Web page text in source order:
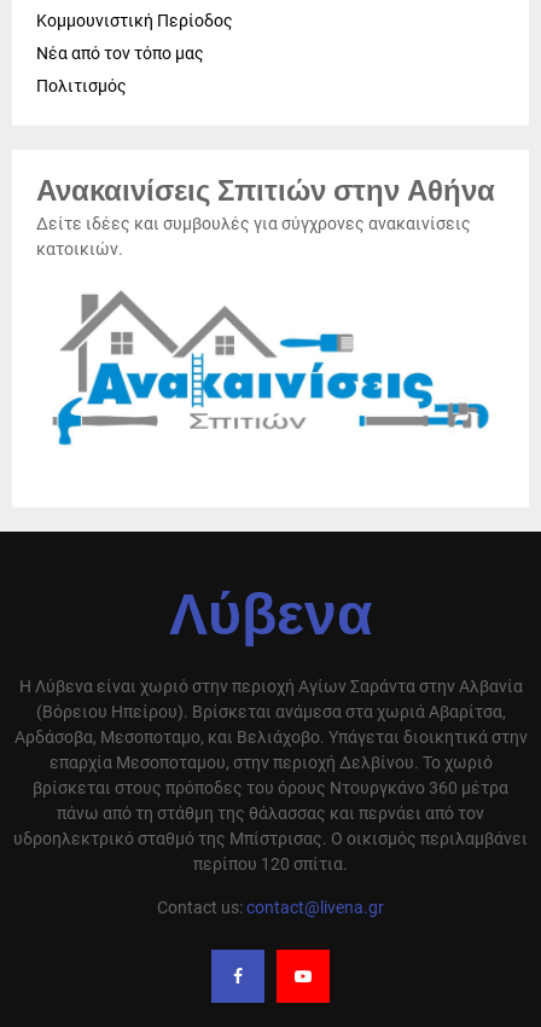
Κομμουνιστική Περίοδος
Νέα από τον τόπο μας
Πολιτισμός
Ανακαινίσεις Σπιτιών στην Αθήνα
Δείτε ιδέες και συμβουλές για σύγχρονες ανακαινίσεις
κατοικιών.
Λύβενα
Η Λύβενα είναι χωριό στην περιοχή Αγίων Σαράντα στην Αλβανία
(Βόρειου Ηπείρου). Βρίσκεται ανάμεσα στα χωριά Αβαρίτσα,
Αρδάσοβα, Μεσοποταμο, και Βελιάχοβο. Υπάγεται διοικητικά στην
επαρχία Μεσοποταμου, στην περιοχή Δελβίνου. Το χωριό
βρίσκεται στους πρόποδες του όρους Ντουργκάνο 360 μέτρα
πάνω από τη στάθμη της θάλασσας και περνάει από τον
υδροηλεκτρικό σταθμό της Μπίστρισας. Ο οικισμός περιλαμβάνει
περίπου 120 σπίτια.
Contact us:contact@livena.gr